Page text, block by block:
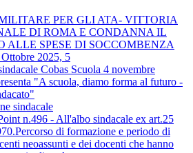
PER GLI ATA- VITTORIA
DI ROMA E CONDANNA IL
ALLE SPESE DI SOCCOMBENZA
2025, 5
Cobas Scuola 4 novembre
"A scuola, diamo forma al futuro -
sindacale
n.496 - All'albo sindacale ex art.25
di formazione e periodo di
neoassunti e dei docenti che hanno